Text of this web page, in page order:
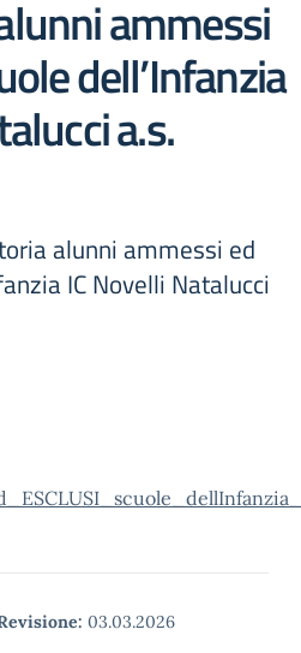
ammessi
dell’Infanzia
a.s.
alunni ammessi ed
IC Novelli Natalucci
03.03.2026